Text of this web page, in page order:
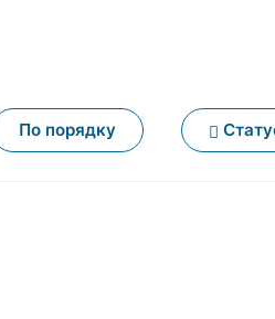
По порядку